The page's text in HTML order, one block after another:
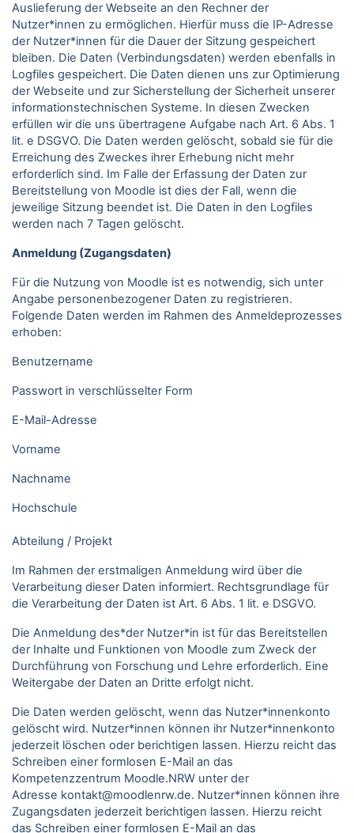
Auslieferung der Webseite an den Rechner der
Nutzer*innen zu ermöglichen. Hierfür muss die IP-Adresse
der Nutzer*innen für die Dauer der Sitzung gespeichert
bleiben. Die Daten (Verbindungsdaten) werden ebenfalls in
Logfiles gespeichert. Die Daten dienen uns zur Optimierung
der Webseite und zur Sicherstellung der Sicherheit unserer
informationstechnischen Systeme. In diesen Zwecken
erfüllen wir die uns übertragene Aufgabe nach Art. 6 Abs. 1
lit. e DSGVO. Die Daten werden gelöscht, sobald sie für die
Erreichung des Zweckes ihrer Erhebung nicht mehr
erforderlich sind. Im Falle der Erfassung der Daten zur
Bereitstellung von Moodle ist dies der Fall, wenn die
jeweilige Sitzung beendet ist. Die Daten in den Logfiles
werden nach 7 Tagen gelöscht.
Anmeldung (Zugangsdaten)
Für die Nutzung von Moodle ist es notwendig, sich unter
Angabe personenbezogener Daten zu registrieren.
Folgende Daten werden im Rahmen des Anmeldeprozesses
erhoben:
Benutzername
Passwort in verschlüsselter Form
E-Mail-Adresse
Vorname
Nachname
Hochschule
Abteilung / Projekt
Im Rahmen der erstmaligen Anmeldung wird über die
Verarbeitung dieser Daten informiert. Rechtsgrundlage für
die Verarbeitung der Daten ist Art. 6 Abs. 1 lit. e DSGVO.
Die Anmeldung des*der Nutzer*in ist für das Bereitstellen
der Inhalte und Funktionen von Moodle zum Zweck der
Durchführung von Forschung und Lehre erforderlich. Eine
Weitergabe der Daten an Dritte erfolgt nicht.
Die Daten werden gelöscht, wenn das Nutzer*innenkonto
gelöscht wird. Nutzer*innen können ihr Nutzer*innenkonto
jederzeit löschen oder berichtigen lassen. Hierzu reicht das
Schreiben einer formlosen E-Mail an das
Kompetenzzentrum Moodle.NRW unter der
Adresse kontakt@moodlenrw.de. Nutzer*innen können ihre
Zugangsdaten jederzeit berichtigen lassen. Hierzu reicht
das Schreiben einer formlosen E-Mail an das